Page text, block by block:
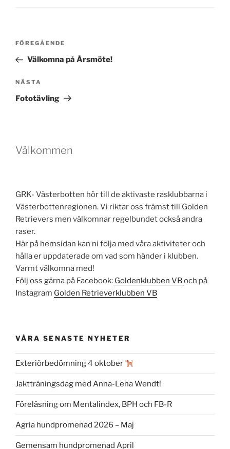
Inläggsnavigering
Föregående
inlägg
FÖREGÅENDE
Välkomna på Årsmöte!
Nästa
inlägg
NÄSTA
Fototävling
Välkommen
GRK- Västerbotten hör till de aktivaste rasklubbarna i
Västerbottenregionen. Vi riktar oss främst till Golden
Retrievers men välkomnar regelbundet också andra
raser.
Här på hemsidan kan ni följa med våra aktiviteter och
hålla er uppdaterade om vad som händer i klubben.
Varmt välkomna med!
Följ oss gärna på Facebook: Goldenklubben VBoch på
Instagram Golden Retrieverklubben VB
VÅRA SENASTE NYHETER
Exteriörbedömning 4 oktober
Jaktträningsdag med Anna-Lena Wendt!
Föreläsning om Mentalindex, BPH och FB-R
Agria hundpromenad 2026 – Maj
Gemensam hundpromenad April